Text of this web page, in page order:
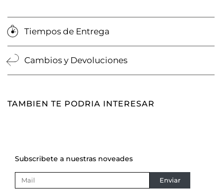
Tiempos de Entrega
Cambios y Devoluciones
TAMBIEN TE PODRIA INTERESAR
Subscribete a nuestras noveades
Enviar